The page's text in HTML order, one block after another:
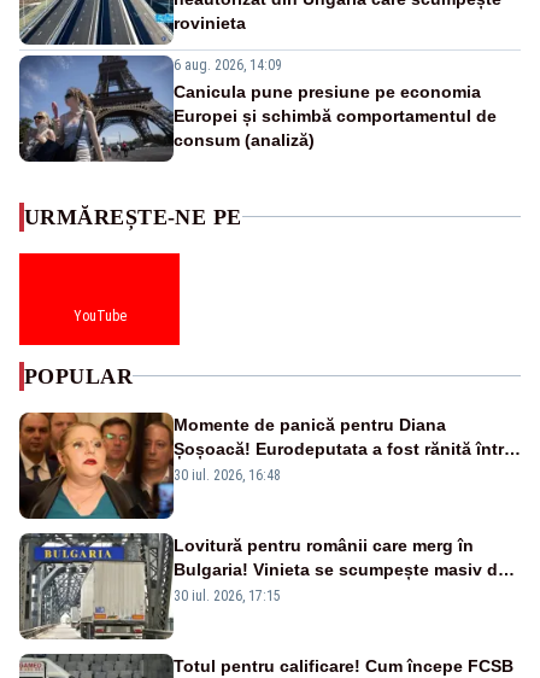
rovinieta
6 aug. 2026, 14:09
Canicula pune presiune pe economia
Europei și schimbă comportamentul de
consum (analiză)
URMĂREȘTE-NE PE
YouTube
POPULAR
Momente de panică pentru Diana
Șoșoacă! Eurodeputata a fost rănită într-
un accident rutier
30 iul. 2026, 16:48
Lovitură pentru românii care merg în
Bulgaria! Vinieta se scumpește masiv de
la 1 august
30 iul. 2026, 17:15
Totul pentru calificare! Cum începe FCSB